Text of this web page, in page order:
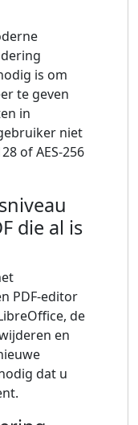
is om
te geven
in
niet
of AES-256
die al is
PDF-editor
de
en
dat u